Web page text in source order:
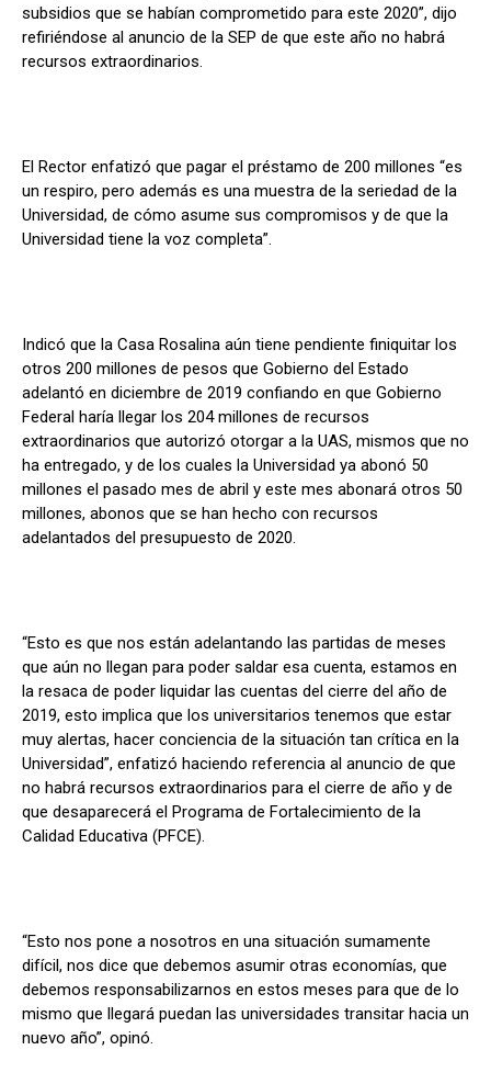
subsidios que se habían comprometido para este 2020”, dijo
refiriéndose al anuncio de la SEP de que este año no habrá
recursos extraordinarios.
El Rector enfatizó que pagar el préstamo de 200 millones “es
un respiro, pero además es una muestra de la seriedad de la
Universidad, de cómo asume sus compromisos y de que la
Universidad tiene la voz completa”.
Indicó que la Casa Rosalina aún tiene pendiente finiquitar los
otros 200 millones de pesos que Gobierno del Estado
adelantó en diciembre de 2019 confiando en que Gobierno
Federal haría llegar los 204 millones de recursos
extraordinarios que autorizó otorgar a la UAS, mismos que no
ha entregado, y de los cuales la Universidad ya abonó 50
millones el pasado mes de abril y este mes abonará otros 50
millones, abonos que se han hecho con recursos
adelantados del presupuesto de 2020.
“Esto es que nos están adelantando las partidas de meses
que aún no llegan para poder saldar esa cuenta, estamos en
la resaca de poder liquidar las cuentas del cierre del año de
2019, esto implica que los universitarios tenemos que estar
muy alertas, hacer conciencia de la situación tan crítica en la
Universidad”, enfatizó haciendo referencia al anuncio de que
no habrá recursos extraordinarios para el cierre de año y de
que desaparecerá el Programa de Fortalecimiento de la
Calidad Educativa (PFCE).
“Esto nos pone a nosotros en una situación sumamente
difícil, nos dice que debemos asumir otras economías, que
debemos responsabilizarnos en estos meses para que de lo
mismo que llegará puedan las universidades transitar hacia un
nuevo año”, opinó.